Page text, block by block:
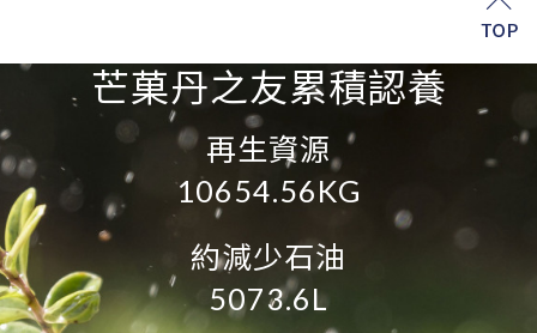
芒菓丹之友累積認養
再生資源
10654.56KG
約減少石油
5073.6L
芒菓丹之友累積減少
碳排放量
23814.21KG
相當於減少垃圾